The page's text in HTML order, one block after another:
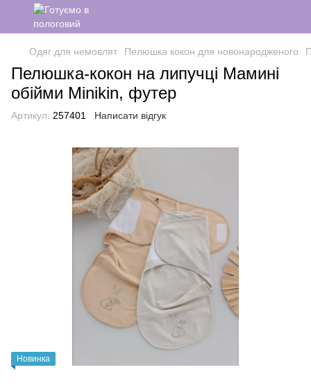
Одяг для немовлят Пелюшка кокон для новонародженого
Пелюшка-кокон на липучці Мамині
обійми Minikin, футер
Артикул: 257401 Написати відгук
Новинка